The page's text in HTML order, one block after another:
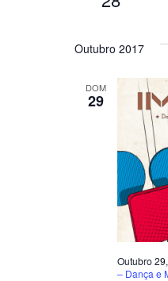
data.
Outubro 2017
DOM
29
Outubro
– Dança e